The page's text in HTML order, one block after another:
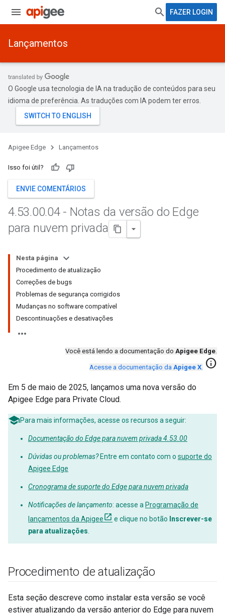
FAZER LOGIN
Lançamentos
O Google usa tecnologia de IA na tradução de conteúdos para seu
idioma de preferência. As traduções com IA podem ter erros.
Apigee Edge Lançamentos
Isso foi útil?
ENVIE COMENTÁRIOS
4.53.00.04 - Notas da versão do Edge
para nuvem privada
Nesta página
Procedimento de atualização
Correções de bugs
Problemas de segurança corrigidos
Mudanças no software compatível
Descontinuações e desativações
Você está lendo a documentação do Apigee Edge.
Acesse a documentação da Apigee X. info
Em 5 de maio de 2025, lançamos uma nova versão do
Apigee Edge para Private Cloud.
Para mais informações, acesse os recursos a seguir:
Documentação do Edge para nuvem privada 4.53.00
Dúvidas ou problemas?Entre em contato com o suporte do
Apigee Edge
Cronograma de suporte do Edge para nuvem privada
Notificações de lançamento: acesse a Programação de
lançamentos da Apigee
e clique no botão Inscrever-se
para atualizações
Procedimento de atualização
Esta seção descreve como instalar esta versão se você
estiver atualizando da versão anterior do Edge para nuvem